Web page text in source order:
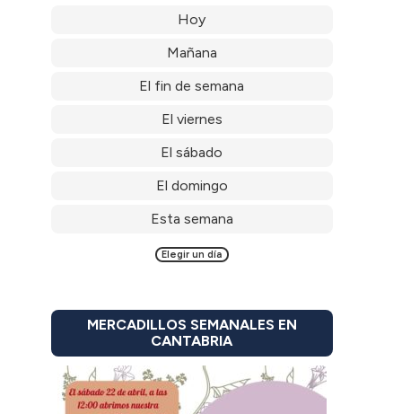
Hoy
Mañana
El fin de semana
El viernes
El sábado
El domingo
Esta semana
Elegir un día
MERCADILLOS SEMANALES EN
CANTABRIA